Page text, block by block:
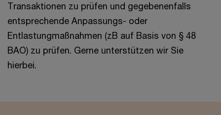
Transaktionen zu prüfen und gegebenenfalls
entsprechende Anpassungs- oder
Entlastungmaßnahmen (zB auf Basis von § 48
BAO) zu prüfen. Gerne unterstützen wir Sie
hierbei.